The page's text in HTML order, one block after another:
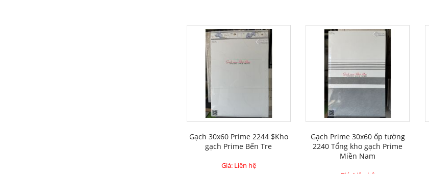
Gạch 30x60 Prime 2244 $Kho
gạch Prime Bến Tre
Giá: Liên hệ
Gạch Prime 30x60 ốp tường
2240 Tổng kho gạch Prime
Miền Nam